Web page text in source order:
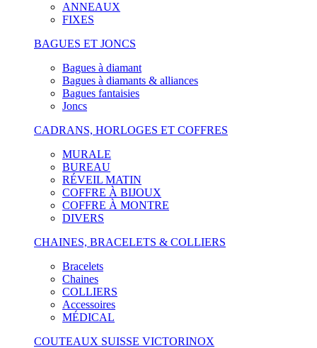
ANNEAUX
FIXES
BAGUES ET JONCS
Bagues à diamant
Bagues à diamants & alliances
Bagues fantaisies
Joncs
CADRANS, HORLOGES ET COFFRES
MURALE
BUREAU
RÉVEIL MATIN
COFFRE À BIJOUX
COFFRE À MONTRE
DIVERS
CHAINES, BRACELETS & COLLIERS
Bracelets
Chaines
COLLIERS
Accessoires
MÉDICAL
COUTEAUX SUISSE VICTORINOX